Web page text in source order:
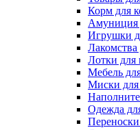
Корм для
Амуниция
Игрушки
Лотки для
Мебель
Миски
Одежда